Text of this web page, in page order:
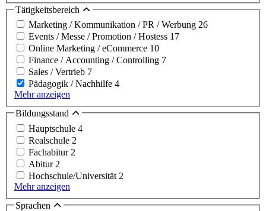
Tätigkeitsbereich
Marketing / Kommunikation / PR / Werbung 26
Events / Messe / Promotion / Hostess 17
Online Marketing / eCommerce 10
Finance / Accounting / Controlling 7
Sales / Vertrieb 7
Pädagogik / Nachhilfe 4
Mehr anzeigen
Bildungsstand
Hauptschule 4
Realschule 2
Fachabitur 2
Abitur 2
Hochschule/Universität 2
Mehr anzeigen
Sprachen